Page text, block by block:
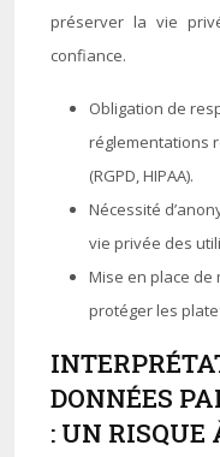
préserver la vie
confiance.
Obligation de
réglementations
(RGPD, HIPAA).
Nécessité
vie privée des
Mise en place
protéger les
DONNÉES
: UN